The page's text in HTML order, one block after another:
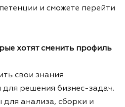
и сможете перейти
хотят сменить профиль
свои знания
решения бизнес-задач.
для анализа, сборки и